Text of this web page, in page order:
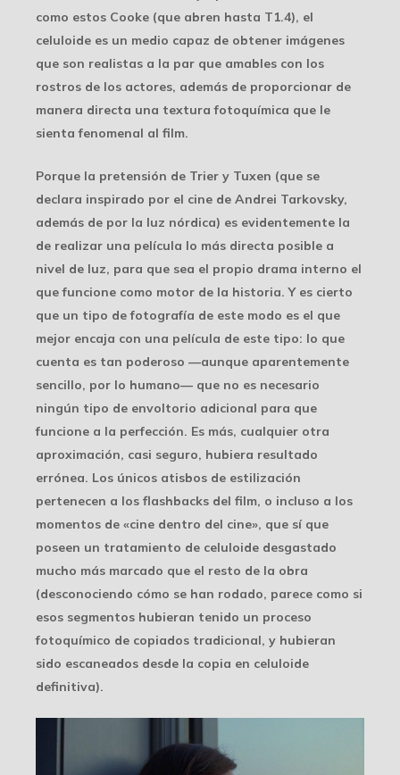
como estos Cooke (que abren hasta T1.4), el
celuloide es un medio capaz de obtener imágenes
que son realistas a la par que amables con los
rostros de los actores, además de proporcionar de
manera directa una textura fotoquímica que le
sienta fenomenal al film.
Porque la pretensión de Trier y Tuxen (que se
declara inspirado por el cine de Andrei Tarkovsky,
además de por la luz nórdica) es evidentemente la
de realizar una película lo más directa posible a
nivel de luz, para que sea el propio drama interno el
que funcione como motor de la historia. Y es cierto
que un tipo de fotografía de este modo es el que
mejor encaja con una película de este tipo: lo que
cuenta es tan poderoso —aunque aparentemente
sencillo, por lo humano— que no es necesario
ningún tipo de envoltorio adicional para que
funcione a la perfección. Es más, cualquier otra
aproximación, casi seguro, hubiera resultado
errónea. Los únicos atisbos de estilización
pertenecen a los flashbacks del film, o incluso a los
momentos de «cine dentro del cine», que sí que
poseen un tratamiento de celuloide desgastado
mucho más marcado que el resto de la obra
(desconociendo cómo se han rodado, parece como si
esos segmentos hubieran tenido un proceso
fotoquímico de copiados tradicional, y hubieran
sido escaneados desde la copia en celuloide
definitiva).